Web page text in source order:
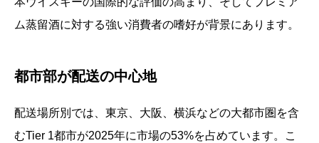
ム蒸留酒に対する強い消費者の嗜好が背景にあります。
都市部が配送の中心地
配送場所別では、東京、大阪、横浜などの大都市圏を含
むTier 1都市が2025年に市場の53%を占めています。こ